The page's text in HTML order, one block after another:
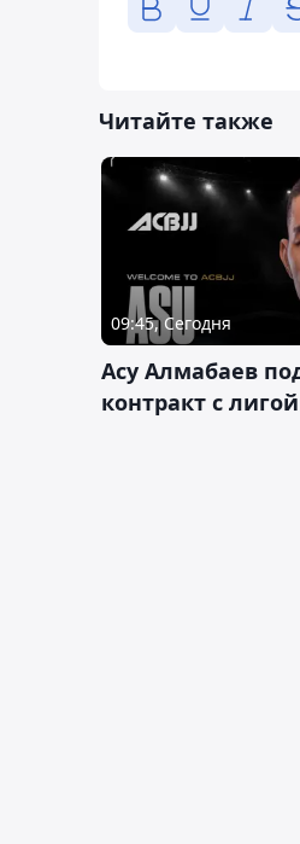
Читайте также
09:45, Сегодня
Асу Алмабаев
контракт с лигой